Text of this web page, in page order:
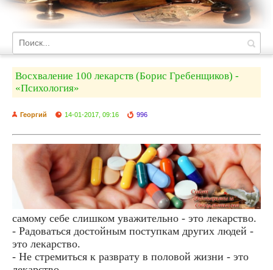
Восхваление 100 лекарств (Борис Гребенщиков) -
«Психология»
Георгий 14-01-2017, 09:16 996
самому себе слишком уважительно - это лекарство.
- Радоваться достойным поступкам других людей -
это лекарство.
- Не стремиться к разврату в половой жизни - это